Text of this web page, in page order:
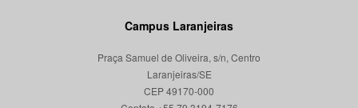
Campus Laranjeiras
Praça Samuel de Oliveira, s/n, Centro
Laranjeiras/SE
CEP 49170-000